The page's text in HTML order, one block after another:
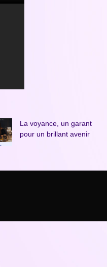
La voyance, un garant
pour un brillant avenir